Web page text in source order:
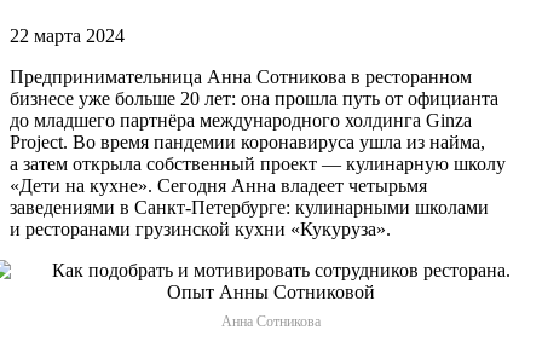
22 марта 2024
Предпринимательница Анна Сотникова в ресторанном
бизнесе уже больше 20 лет: она прошла путь от официанта
до младшего партнёра международного холдинга Ginza
Project. Во время пандемии коронавируса ушла из найма,
а затем открыла собственный проект — кулинарную школу
«Дети на кухне». Сегодня Анна владеет четырьмя
заведениями в Санкт-Петербурге: кулинарными школами
и ресторанами грузинской кухни «Кукуруза».
Анна Сотникова